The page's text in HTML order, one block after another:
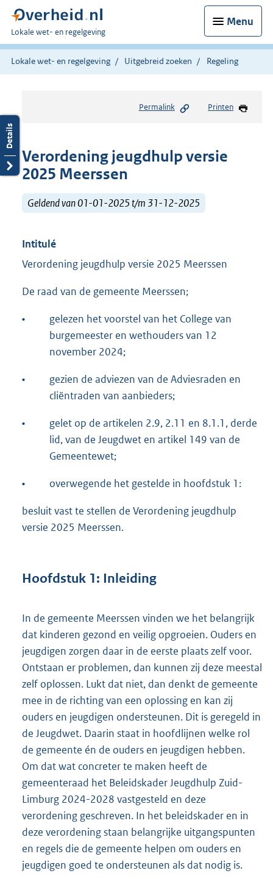
Menu
U
bent
hier:
Lokale wet- en regelgeving
Lokale wet- en regelgeving Uitgebreid zoeken Regeling
Permalink Printen
Verordening jeugdhulp versie
2025 Meerssen
Geldend van 01-01-2025 t/m 31-12-2025
Intitulé
Verordening jeugdhulp versie 2025 Meerssen
De raad van de gemeente Meerssen;
•
gelezen het voorstel van het College van
burgemeester en wethouders van 12
november 2024;
•
gezien de adviezen van de Adviesraden en
cliëntraden van aanbieders;
•
gelet op de artikelen 2.9, 2.11 en 8.1.1, derde
lid, van de Jeugdwet en artikel 149 van de
Gemeentewet;
• overwegende het gestelde in hoofdstuk 1:
besluit vast te stellen de Verordening jeugdhulp
versie 2025 Meerssen.
Hoofdstuk 1: Inleiding
In de gemeente Meerssen vinden we het belangrijk
dat kinderen gezond en veilig opgroeien. Ouders en
jeugdigen zorgen daar in de eerste plaats zelf voor.
Ontstaan er problemen, dan kunnen zij deze meestal
zelf oplossen. Lukt dat niet, dan denkt de gemeente
mee in de richting van een oplossing en kan zij
ouders en jeugdigen ondersteunen. Dit is geregeld in
de Jeugdwet. Daarin staat in hoofdlijnen welke rol
de gemeente én de ouders en jeugdigen hebben.
Om dat wat concreter te maken heeft de
gemeenteraad het Beleidskader Jeugdhulp Zuid-
Limburg 2024-2028 vastgesteld en deze
verordening geschreven. In het beleidskader en in
deze verordening staan belangrijke uitgangspunten
en regels die de gemeente helpen om ouders en
jeugdigen goed te ondersteunen als dat nodig is.